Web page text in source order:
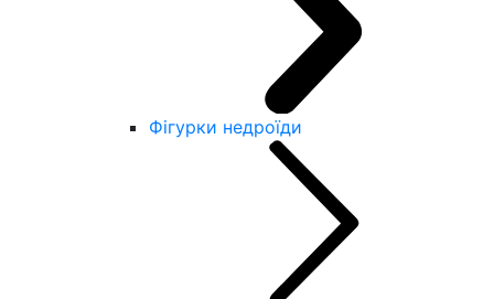
Фігурки недроїди